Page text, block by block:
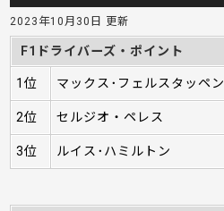
2023年10月30日 更新
F1ドライバーズ・ポイント
1位 マックス･フェルスタッペン
2位 セルジオ・ペレス
3位 ルイス･ハミルトン